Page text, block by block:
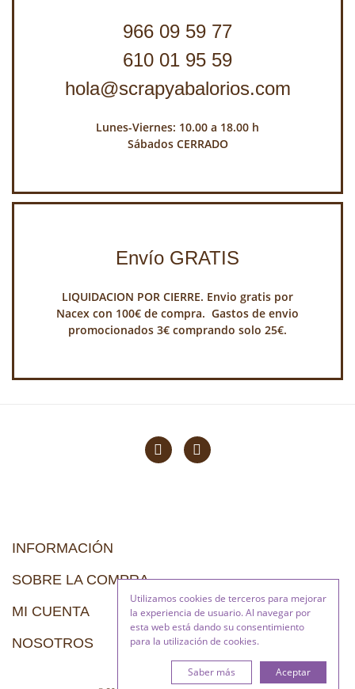
Utilizamos cookies de terceros para mejorar
la experiencia de usuario. Al navegar por
esta web está dando su consentimiento
para la utilización de cookies.
Aceptar
Saber más
966 09 59 77
610 01 95 59
hola@scrapyabalorios.com
Lunes-Viernes: 10.00 a 18.00 h
Sábados CERRADO
Envío GRATIS
LIQUIDACION POR CIERRE. Envio gratis por
Nacex con 100€ de compra. Gastos de envio
promocionados 3€ comprando solo 25€.
INFORMACIÓN
SOBRE LA COMPRA
MI CUENTA
NOSOTROS